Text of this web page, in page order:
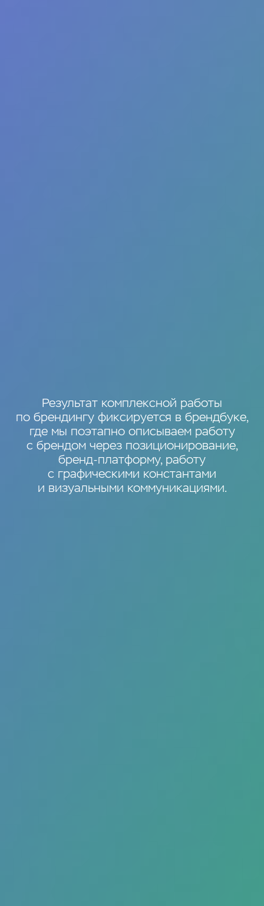
Результат комплексной работы
по брендингу фиксируется в брендбуке,
где мы поэтапно описываем работу
с брендом через позиционирование,
бренд-платформу, работу
с графическими константами
и визуальными коммуникациями.